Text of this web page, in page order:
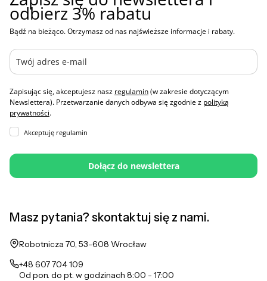
odbierz 3% rabatu
Bądź na bieżąco. Otrzymasz od nas najświeższe informacje i rabaty.
Zapisując się, akceptujesz nasz regulamin(w zakresie dotyczącym
Newslettera). Przetwarzanie danych odbywa się zgodnie z polityką
prywatności.
Akceptuję regulamin
Dołącz do newslettera
Masz pytania? skontaktuj się z nami.
Adres:
Robotnicza 70, 53-608 Wrocław
+48 607 704 109
Od pon. do pt. w godzinach 8:00 - 17:00